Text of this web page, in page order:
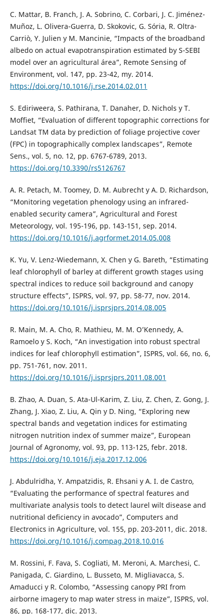
C. Mattar, B. Franch, J. A. Sobrino, C. Corbari, J. C. Jiménez-
Muñoz, L. Olivera-Guerra, D. Skokovic, G. Sória, R. Oltra-
Carriò, Y. Julien y M. Mancinie, “Impacts of the broadband
albedo on actual evapotranspiration estimated by S-SEBI
model over an agricultural área”, Remote Sensing of
Environment, vol. 147, pp. 23-42, my. 2014.
https://doi.org/10.1016/j.rse.2014.02.011
S. Ediriweera, S. Pathirana, T. Danaher, D. Nichols y T.
Moffiet, “Evaluation of different topographic corrections for
Landsat TM data by prediction of foliage projective cover
(FPC) in topographically complex landscapes”, Remote
Sens., vol. 5, no. 12, pp. 6767-6789, 2013.
https://doi.org/10.3390/rs5126767
A. R. Petach, M. Toomey, D. M. Aubrecht y A. D. Richardson,
“Monitoring vegetation phenology using an infrared-
enabled security camera”, Agricultural and Forest
Meteorology, vol. 195-196, pp. 143-151, sep. 2014.
https://doi.org/10.1016/j.agrformet.2014.05.008
K. Yu, V. Lenz-Wiedemann, X. Chen y G. Bareth, “Estimating
leaf chlorophyll of barley at different growth stages using
spectral indices to reduce soil background and canopy
structure effects”, ISPRS, vol. 97, pp. 58-77, nov. 2014.
https://doi.org/10.1016/j.isprsjprs.2014.08.005
R. Main, M. A. Cho, R. Mathieu, M. M. O’Kennedy, A.
Ramoelo y S. Koch, “An investigation into robust spectral
indices for leaf chlorophyll estimation”, ISPRS, vol. 66, no. 6,
pp. 751-761, nov. 2011.
https://doi.org/10.1016/j.isprsjprs.2011.08.001
B. Zhao, A. Duan, S. Ata-Ul-Karim, Z. Liu, Z. Chen, Z. Gong, J.
Zhang, J. Xiao, Z. Liu, A. Qin y D. Ning, “Exploring new
spectral bands and vegetation indices for estimating
nitrogen nutrition index of summer maize”, European
Journal of Agronomy, vol. 93, pp. 113-125, febr. 2018.
https://doi.org/10.1016/j.eja.2017.12.006
J. Abdulridha, Y. Ampatzidis, R. Ehsani y A. I. de Castro,
“Evaluating the performance of spectral features and
multivariate analysis tools to detect laurel wilt disease and
nutritional deficiency in avocado”, Computers and
Electronics in Agriculture, vol. 155, pp. 203-2011, dic. 2018.
https://doi.org/10.1016/j.compag.2018.10.016
M. Rossini, F. Fava, S. Cogliati, M. Meroni, A. Marchesi, C.
Panigada, C. Giardino, L. Busseto, M. Migliavacca, S.
Amaducci y R. Colombo, “Assessing canopy PRI from
airborne imagery to map water stress in maize”, ISPRS, vol.
86, pp. 168-177, dic. 2013.